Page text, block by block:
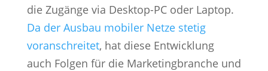
die Zugänge via Desktop-PC oder Laptop.
Da der Ausbau mobiler Netze stetig
voranschreitet, hat diese Entwicklung
auch Folgen für die Marketingbranche und